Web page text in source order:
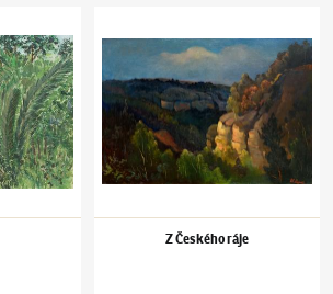
Z Českého ráje